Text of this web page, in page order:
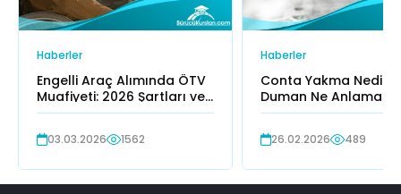
Haberler
Engelli Araç Alımında ÖTV
Muafiyeti: 2026 Şartları ve
Limitleri
03.03.2026 1562
Haberler
Conta Yakma Nedir?
Duman Ne Anlama
26.02.2026 489